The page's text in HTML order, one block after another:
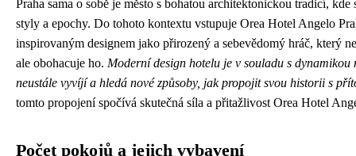
Praha sama o sobě je město s bohatou architektonickou tradicí, kde
styly a epochy. Do tohoto kontextu vstupuje Orea Hotel Angelo
inspirovaným designem jako přirozený a sebevědomý hráč, který
ale obohacuje ho. Moderní design hotelu je v souladu s dynamikou
neustále vyvíjí a hledá nové způsoby, jak propojit svou historii s
tomto propojení spočívá skutečná síla a přitažlivost Orea Hotel
Počet pokojů a jejich vybavení